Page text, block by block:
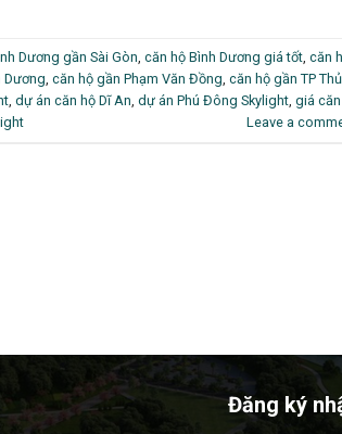
Dương gần Sài Gòn căn hộ Bình Dương giá tốt căn
Dương căn hộ gần Phạm Văn Đồng căn hộ gần TP Thủ
dự án căn hộ Dĩ An dự án Phú Đông Skylight giá căn
Leave a
Đăng ký